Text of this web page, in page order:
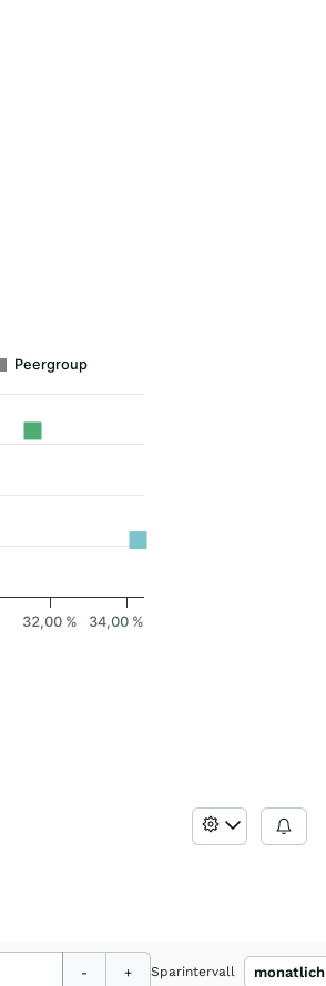
Peergroup
32,00 % 34,00 %
- + Sparintervall monatlich